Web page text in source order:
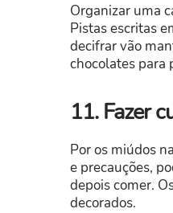
Organizar uma
Pistas escritas
decifrar vão
chocolates para
11. Fazer
Por os miúdos
e precauções,
depois comer.
decorados.